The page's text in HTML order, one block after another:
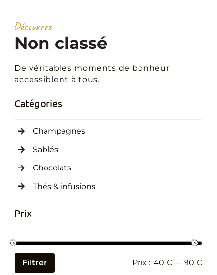
Nos Produits
Découvrez
Non classé
De véritables moments de bonheur
accessiblent à tous.
Catégories
Champagnes
Sablés
Chocolats
Thés & infusions
Prix
Prix
Prix
Filtrer Prix : 40 € —90 €